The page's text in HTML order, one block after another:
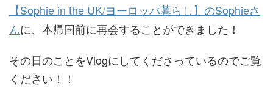
【Sophie in the UK/ヨーロッパ暮らし】のSophieさ
んに、本帰国前に再会することができました！
その日のことをVlogにしてくださっているのでご覧
ください！！